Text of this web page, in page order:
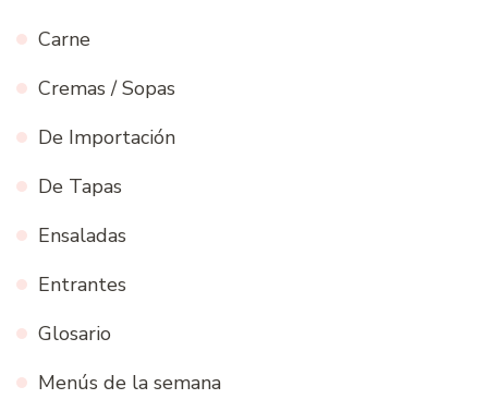
Carne
Cremas / Sopas
De Importación
De Tapas
Ensaladas
Entrantes
Glosario
Menús de la semana